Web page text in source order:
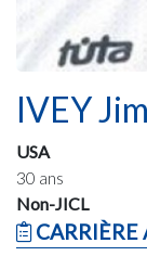
IVEY
USA
30 ans
Non-JICL
CARRIÈRE